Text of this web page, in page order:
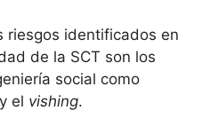
riesgos identificados en
de la SCT son los
social como
y el vishing.